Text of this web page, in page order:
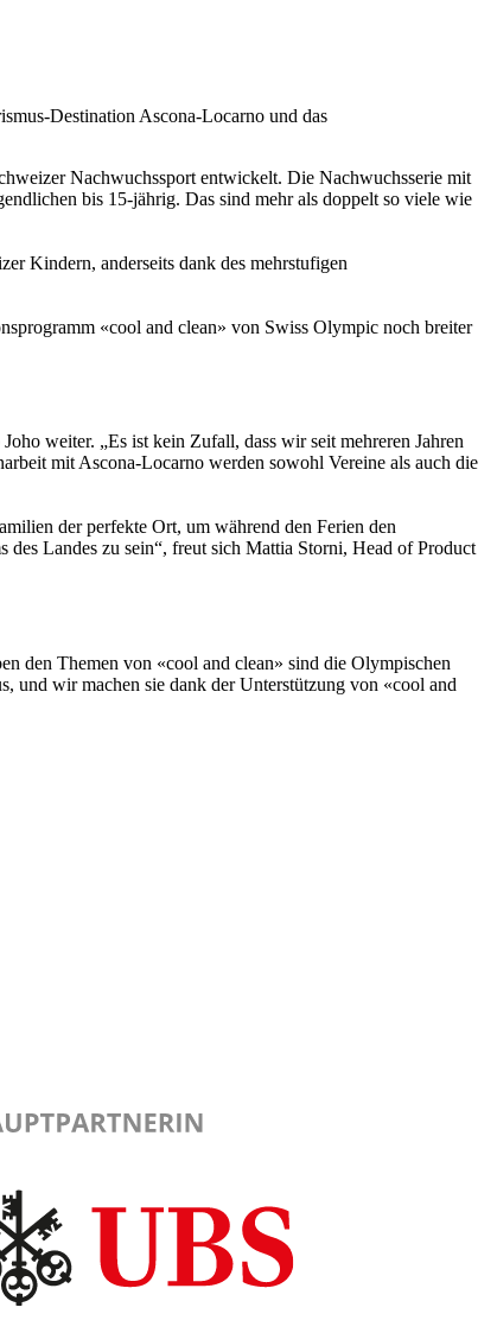
Destination Ascona-Locarno und das
Nachwuchssport entwickelt. Die Nachwuchsserie mit
bis 15-jährig. Das sind mehr als doppelt so viele wie
Kindern, anderseits dank des mehrstufigen
«cool and clean» von Swiss Olympic noch breiter
weiter. „Es ist kein Zufall, dass wir seit mehreren Jahren
mit Ascona-Locarno werden sowohl Vereine als auch die
der perfekte Ort, um während den Ferien den
Landes zu sein“, freut sich Mattia Storni, Head of Product
den Themen von «cool and clean» sind die Olympischen
und wir machen sie dank der Unterstützung von «cool and